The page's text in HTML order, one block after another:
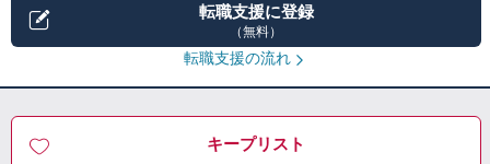
転職支援に登録
（無料）
転職支援の流れ
キープリスト